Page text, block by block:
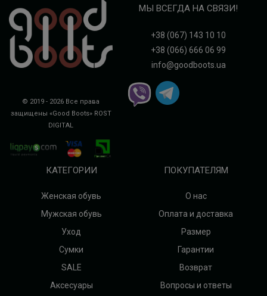
© 2019 - 2026 Все права
защищены «Good Boots» ROST
DIGITAL
МЫ ВСЕГДА НА СВЯЗИ!
+38 (067) 143 10 10
+38 (066) 666 06 99
info@goodboots.ua
КАТЕГОРИИ
Женская обувь
Мужская обувь
Уход
Сумки
SALE
Аксесуары
ПОКУПАТЕЛЯМ
О нас
Оплата и доставка
Размер
Гарантии
Возврат
Вопросы и ответы